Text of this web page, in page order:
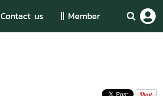
Contact us || Member